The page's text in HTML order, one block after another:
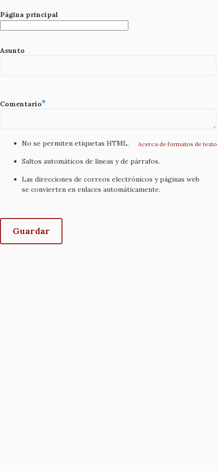
Página principal
Asunto
Comentario
Acerca de formatos de texto
No se permiten etiquetas HTML.
Saltos automáticos de líneas y de párrafos.
Las direcciones de correos electrónicos y páginas web
se convierten en enlaces automáticamente.